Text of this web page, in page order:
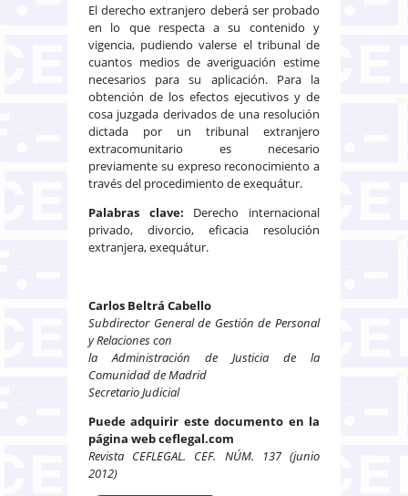
El derecho extranjero deberá ser probado
en lo que respecta a su contenido y
vigencia, pudiendo valerse el tribunal de
cuantos medios de averiguación estime
necesarios para su aplicación. Para la
obtención de los efectos ejecutivos y de
cosa juzgada derivados de una resolución
dictada por un tribunal extranjero
extracomunitario es necesario
previamente su expreso reconocimiento a
través del procedimiento de exequátur.
Palabras clave: Derecho internacional
privado, divorcio, eficacia resolución
extranjera, exequátur.
Carlos Beltrá Cabello
Subdirector General de Gestión de Personal
y Relaciones con
la Administración de Justicia de la
Comunidad de Madrid
Secretario Judicial
Puede adquirir este documento en la
página web ceflegal.com
Revista CEFLEGAL. CEF. NÚM. 137 (junio
2012)